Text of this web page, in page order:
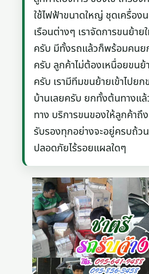
ใช้ไฟฟ้าขนาดใหญ่ ชุดเครื่อง
เรือนต่างๆ เราจัดการขนย้าย
ครับ มีทั้งรถแล้วก็พร้อมคนย
ครับ ลูกค้าไม่ต้องเหนื่อยขนย้
ครับ เรามีทีมขนย้ายเข้าไปย
บ้านเลยครับ ยกทั้งต้นทางแ
ทาง บริการขนของให้ลูกค้าถึง
รับรองทุกอย่างจะอยู่ครบถ้ว
ปลอดภัยไร้รอยแผลใดๆ